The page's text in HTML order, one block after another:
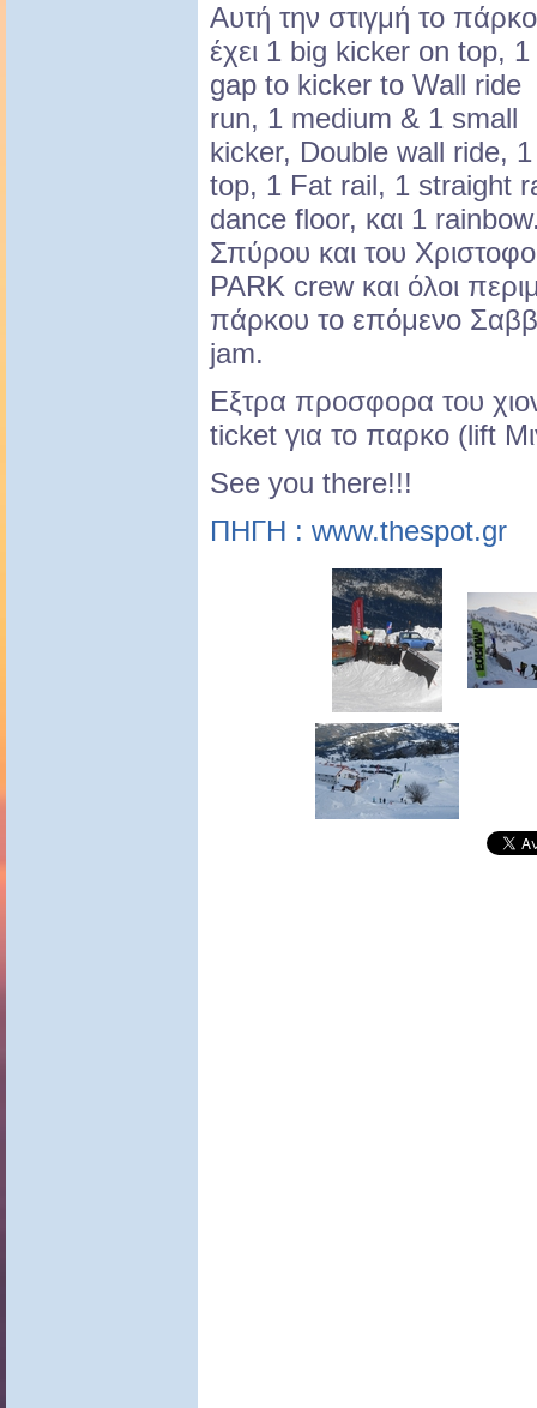
Αυτή την στιγμή το πάρκο
έχει 1 big kicker on top, 1
gap to kicker tο Wall ride
run, 1 medium & 1 small
kicker, Double wall ride,
top, 1 Fat rail, 1 straight
dance floor, και 1
Σπύρου και του
PARK crew και όλοι
πάρκου το επόμενο
jam.
Εξτρα προσφορα του
ticket για το παρκο (lift
See you there!!!
ΠΗΓΗ : www.thespot.gr